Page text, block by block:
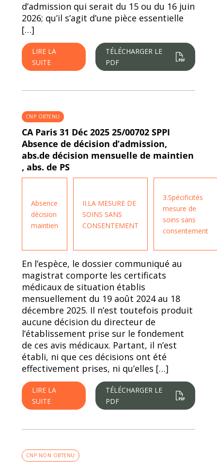
d’admission qui serait du 15 ou du 16 juin
2026; qu’il s’agit d’une pièce essentielle
[…]
LIRE LA
SUITE
TÉLÉCHARGER LE
PDF
CNP OBTENU
CA Paris 31 Déc 2025 25/00702 SPPI
Absence de décision d’admission,
abs.de décision mensuelle de maintien
, abs. de PS
Absence
décision
maintien
II.LA MESURE DE
SOINS SANS
CONSENTEMENT
3.Spécificités
mesure de
soins sans
consentement
En l’espèce, le dossier communiqué au
magistrat comporte les certificats
médicaux de situation établis
mensuellement du 19 août 2024 au 18
décembre 2025. Il n’est toutefois produit
aucune décision du directeur de
l’établissement prise sur le fondement
de ces avis médicaux. Partant, il n’est
établi, ni que ces décisions ont été
effectivement prises, ni qu’elles […]
LIRE LA
SUITE
TÉLÉCHARGER LE
PDF
CNP NON OBTENU